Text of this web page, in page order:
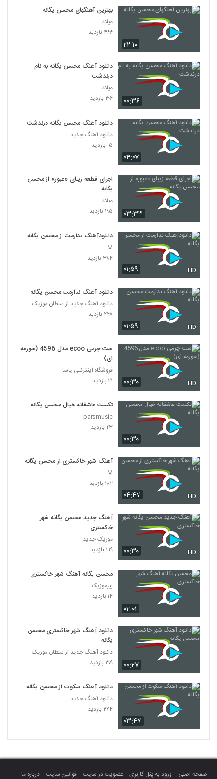
۲۲:۱۰
بهترین آهنگهای محسن یگانه
میلاد
۴۶۶ بازدید
۰۰:۳۶
دانلود آهنگ محسن یگانه به نام
درندشت
میلاد
۲۰۶ بازدید
۰۴:۰۷
دانلود آهنگ محسن یگانه درندشت
دانلود آهنگ جدید
۱۵ بازدید
۰۳:۳۳
اجرای قطعه زیبای «عبور» از محسن
یگانه
میلاد
۱۹۵ بازدید
۰۱:۵۹ HD
دانلودآهنگ ندارمت از محسن یگانه
M
۳۸۴ بازدید
۰۱:۵۹ HD
دانلود آهنگ ندارمت محسن یگانه
دانلود آهنگ جدید از سلطان موزیک
۲۴۸ بازدید
۰۰:۳۰ HD
ست چرمی ecoo مدل 4596 (سورمه
ای)
فروشگاه اینترنتی یاسا
۲۱ بازدید
۰۰:۳۰
تکست عاشقانه خیال محسن یگانه
parsmusic
۲۳ بازدید
۰۴:۴۷ HD
آهنگ شهر خاکستری از محسن یگانه
M
۱۸۲ بازدید
۰۰:۳۰ HD
آهنگ جدید محسن یگانه شهر
خاکستری
موزیک جدید
۲۱۹ بازدید
۰۲:۰۱
محسن یگانه آهنگ شهر خاکستری
بیرموزیک
۱۴ بازدید
۰۰:۲۷
دانلود آهنگ شهر خاکستری محسن
یگانه
دانلود آهنگ جدید از سلطان موزیک
۳۰۹ بازدید
۰۳:۴۷
دانلود آهنگ سکوت از محسن یگانه
دانلود آهنگ جدید
۲۷۴ بازدید
صفحه اصلی ورود به پنل کاربری عضویت در سایت قوانین سایت درباره ما